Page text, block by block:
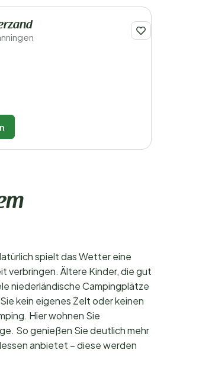
spielt das Wetter eine
verbringen. Ältere Kinder, die gut
niederländische Campingplätze
kein eigenes Zelt oder keinen
Hier wohnen Sie
So genießen Sie deutlich mehr
anbietet – diese werden